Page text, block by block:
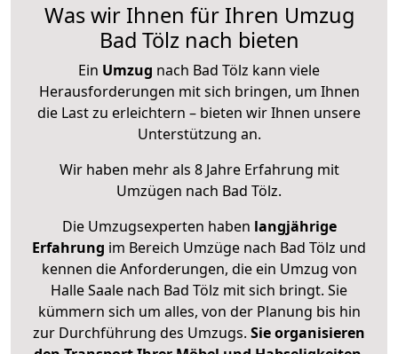
Was wir Ihnen für Ihren Umzug
Bad Tölz nach bieten
Ein Umzug nach Bad Tölz kann viele
Herausforderungen mit sich bringen, um Ihnen
die Last zu erleichtern – bieten wir Ihnen unsere
Unterstützung an.
Wir haben mehr als 8 Jahre Erfahrung mit
Umzügen nach Bad Tölz.
Die Umzugsexperten haben langjährige
Erfahrung im Bereich Umzüge nach Bad Tölz und
kennen die Anforderungen, die ein Umzug von
Halle Saale nach Bad Tölz mit sich bringt. Sie
kümmern sich um alles, von der Planung bis hin
zur Durchführung des Umzugs. Sie organisieren